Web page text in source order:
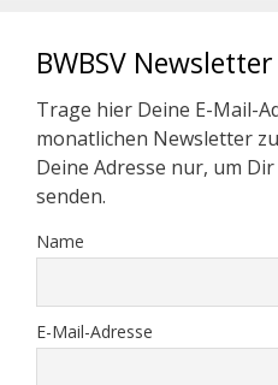
BWBSV Newsletter
Trage hier Deine E-Mail-
monatlichen Newsletter
Deine Adresse nur, um
senden.
Name
E-Mail-Adresse